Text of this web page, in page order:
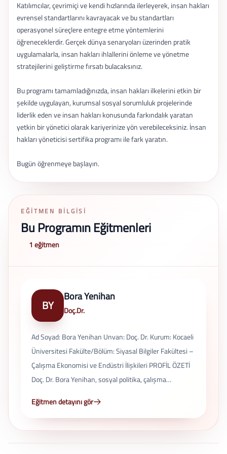
Katılımcılar, çevrimiçi ve kendi hızlarında ilerleyerek, insan hakları
evrensel standartlarını kavrayacak ve bu standartları
operasyonel süreçlere entegre etme yöntemlerini
öğreneceklerdir. Gerçek dünya senaryoları üzerinden pratik
uygulamalarla, insan hakları ihlallerini önleme ve yönetme
stratejilerini geliştirme fırsatı bulacaksınız.
Bu programı tamamladığınızda, insan hakları ilkelerini etkin bir
şekilde uygulayan, kurumsal sosyal sorumluluk projelerinde
liderlik eden ve insan hakları konusunda farkındalık yaratan
yetkin bir yönetici olarak kariyerinize yön verebileceksiniz. İnsan
hakları yöneticisi sertifika programı ile fark yaratın.
Bugün öğrenmeye başlayın.
EĞITMEN BILGISI
Bu Programın Eğitmenleri
1 eğitmen
BY
Bora Yenihan
Doç.Dr.
Ad Soyad: Bora Yenihan Unvan: Doç. Dr. Kurum: Kocaeli
Üniversitesi Fakülte/Bölüm: Siyasal Bilgiler Fakültesi –
Çalışma Ekonomisi ve Endüstri İlişkileri PROFİL ÖZETİ
Doç. Dr. Bora Yenihan, sosyal politika, çalışma
uzmanlaşmış bir akademisyendir. Çalışmaları; işgücü
piyasası, sendikacılık, sosyal dışlanma ve çalışma
Eğitmen detayını gör